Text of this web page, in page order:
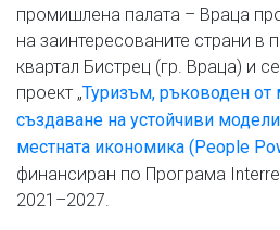
промишлена палата – Враца
на заинтересованите страни в
квартал Бистрец (гр. Враца) и
проект „Туризъм, ръководен от
създаване на устойчиви
местната икономика (People
финансиран по Програма
2021–2027.